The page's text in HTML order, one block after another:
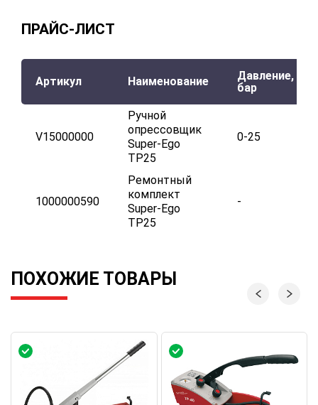
ПРАЙС-ЛИСТ
Артикул Наименование
Давление,
бар
V15000000
Ручной
опрессовщик
Super-Ego
TP25
0-25
1000000590
Ремонтный
комплект
Super-Ego
TP25
-
ПОХОЖИЕ ТОВАРЫ